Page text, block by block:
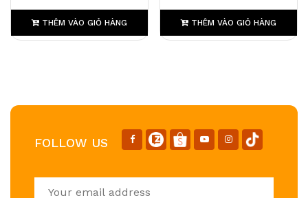
THÊM VÀO GIỎ HÀNG THÊM VÀO GIỎ HÀNG
FOLLOW US